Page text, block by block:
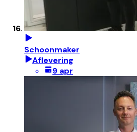
Schoonmaker
Aflevering
9 apr